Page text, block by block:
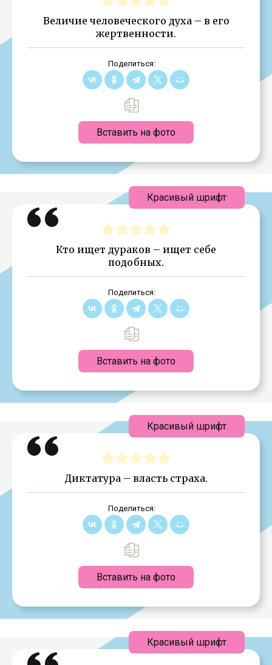
Величие человеческого духа – в его
жертвенности.
Поделиться:
Вставить на фото
Кто ищет дураков – ищет себе
подобных.
Поделиться:
Вставить на фото
Красивый шрифт
Диктатура – власть страха.
Поделиться:
Вставить на фото
Красивый шрифт
Красивый шрифт